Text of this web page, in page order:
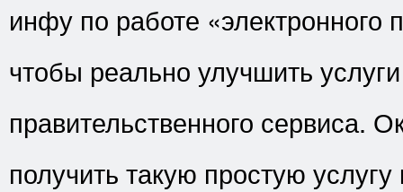
инфу по работе «электронного
чтобы реально улучшить
правительственного сервиса.
получить такую простую услугу